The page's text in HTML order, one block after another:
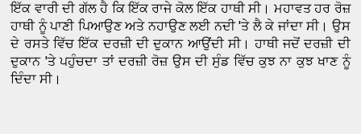
ਇੱਕ ਵਾਰੀ ਦੀ ਗੱਲ ਹੈ ਕਿ ਇੱਕ ਰਾਜੇ ਕੋਲ ਇੱਕ ਹਾਥੀ ਸੀ। ਮਹਾਵਤ ਹਰ ਰੋਜ਼
ਹਾਥੀ ਨੂੰ ਪਾਣੀ ਪਿਆਉਣ ਅਤੇ ਨਹਾਉਣ ਲਈ ਨਦੀ 'ਤੇ ਲੈ ਕੇ ਜਾਂਦਾ ਸੀ। ਉਸ
ਦੇ ਰਸਤੇ ਵਿੱਚ ਇੱਕ ਦਰਜ਼ੀ ਦੀ ਦੁਕਾਨ ਆਉਂਦੀ ਸੀ। ਹਾਥੀ ਜਦੋਂ ਦਰਜ਼ੀ ਦੀ
ਦੁਕਾਨ 'ਤੇ ਪਹੁੰਚਦਾ ਤਾਂ ਦਰਜ਼ੀ ਰੋਜ਼ ਉਸ ਦੀ ਸੁੰਡ ਵਿੱਚ ਕੁਝ ਨਾ ਕੁਝ ਖਾਣ ਨੂੰ
ਦਿੰਦਾ ਸੀ।